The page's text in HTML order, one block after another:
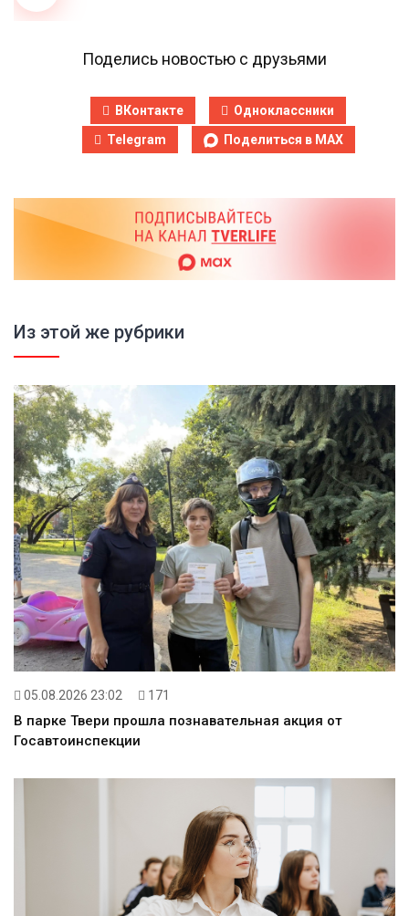
Поделись новостью с друзьями
ВКонтакте
Одноклассники
Telegram
Поделиться в MAX
Из этой же рубрики
05.08.2026 23:02 171
В парке Твери прошла познавательная акция от
Госавтоинспекции